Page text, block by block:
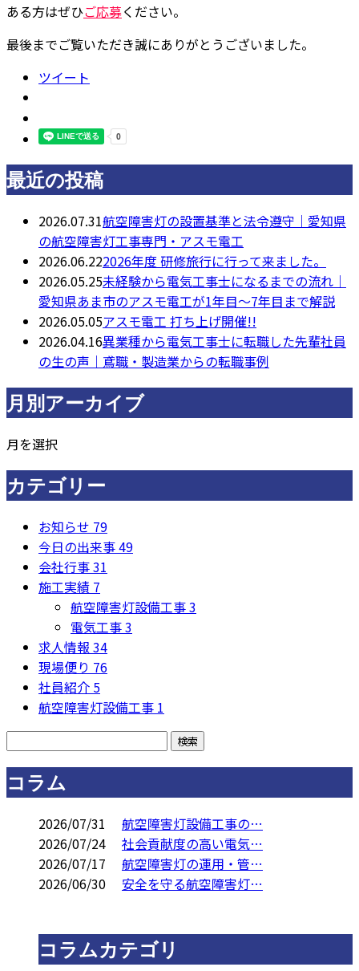
ある方はぜひご応募ください。
最後までご覧いただき誠にありがとうございました。
ツイート
最近の投稿
2026.07.31航空障害灯の設置基準と法令遵守｜愛知県
の航空障害灯工事専門・アスモ電工
2026.06.222026年度 研修旅行に行って来ました。
2026.05.25未経験から電気工事士になるまでの流れ｜
愛知県あま市のアスモ電工が1年目〜7年目まで解説
2026.05.05アスモ電工 打ち上げ開催!!
2026.04.16異業種から電気工事士に転職した先輩社員
の生の声｜鳶職・製造業からの転職事例
月別アーカイブ
月を選択
カテゴリー
お知らせ 79
今日の出来事49
会社行事31
施工実績 7
航空障害灯設備工事3
電気工事3
求人情報 34
現場便り 76
社員紹介 5
航空障害灯設備工事 1
コラム
2026/07/31
航空障害灯設備工事の…
2026/07/24
社会貢献度の高い電気…
2026/07/17
航空障害灯の運用・管…
2026/06/30
安全を守る航空障害灯…
コラムカテゴリ